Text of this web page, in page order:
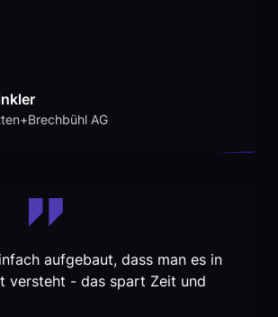
AG
aufgebaut, dass man es in
versteht - das spart Zeit und